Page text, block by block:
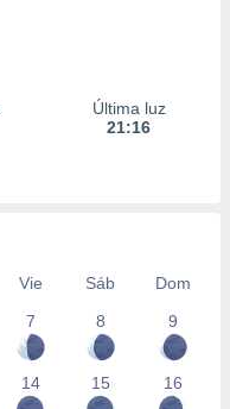
Última luz
21:16
Vie Sáb
Dom
7
8 9
14 15 16